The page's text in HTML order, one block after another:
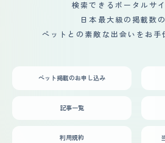
検索できるポータルサ
日本最大級の掲載数
ペットとの素敵な出会いをお手
ペット掲載のお申し込み
記事一覧
利用規約